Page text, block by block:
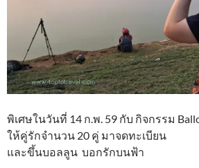
พิเศษในวันที่ 14 ก.พ. 59 กับ กิจกรรม
ให้คู่รักจำนวน 20 คู่ มาจดทะเบียน
และขึ้นบอลลูน บอกรักบนฟ้า